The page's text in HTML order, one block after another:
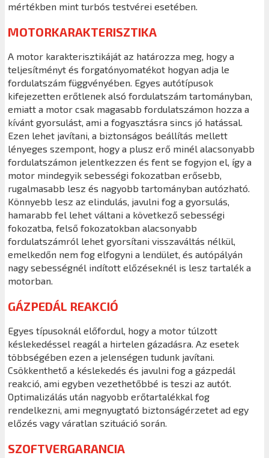
mértékben mint turbós testvérei esetében.
MOTORKARAKTERISZTIKA
A motor karakterisztikáját az határozza meg, hogy a
teljesítményt és forgatónyomatékot hogyan adja le
fordulatszám függvényében. Egyes autótípusok
kifejezetten erőtlenek alsó fordulatszám tartományban,
emiatt a motor csak magasabb fordulatszámon hozza a
kívánt gyorsulást, ami a fogyasztásra sincs jó hatással.
Ezen lehet javítani, a biztonságos beállítás mellett
lényeges szempont, hogy a plusz erő minél alacsonyabb
fordulatszámon jelentkezzen és fent se fogyjon el, így a
motor mindegyik sebességi fokozatban erősebb,
rugalmasabb lesz és nagyobb tartományban autózható.
Könnyebb lesz az elindulás, javulni fog a gyorsulás,
hamarabb fel lehet váltani a következő sebességi
fokozatba, felső fokozatokban alacsonyabb
fordulatszámról lehet gyorsítani visszaváltás nélkül,
emelkedőn nem fog elfogyni a lendület, és autópályán
nagy sebességnél indított előzéseknél is lesz tartalék a
motorban.
GÁZPEDÁL REAKCIÓ
Egyes típusoknál előfordul, hogy a motor túlzott
késlekedéssel reagál a hirtelen gázadásra. Az esetek
többségében ezen a jelenségen tudunk javítani.
Csökkenthető a késlekedés és javulni fog a gázpedál
reakció, ami egyben vezethetőbbé is teszi az autót.
Optimalizálás után nagyobb erőtartalékkal fog
rendelkezni, ami megnyugtató biztonságérzetet ad egy
előzés vagy váratlan szituáció során.
SZOFTVERGARANCIA